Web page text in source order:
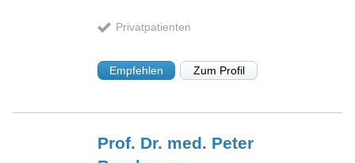
Privatpatienten
Empfehlen Zum Profil
Prof. Dr. med. Peter